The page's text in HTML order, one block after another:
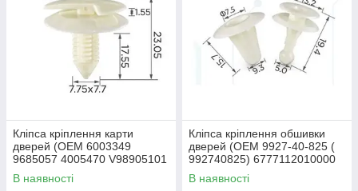
Кліпса кріплення карти
дверей (OEM 6003349
9685057 4005470 V98905101
15942) (C0011)
В наявності
Кліпса кріплення обшивки
дверей (OEM 9927-40-825 (
992740825) 6777112010000
67771-12010) (C0013)
В наявності